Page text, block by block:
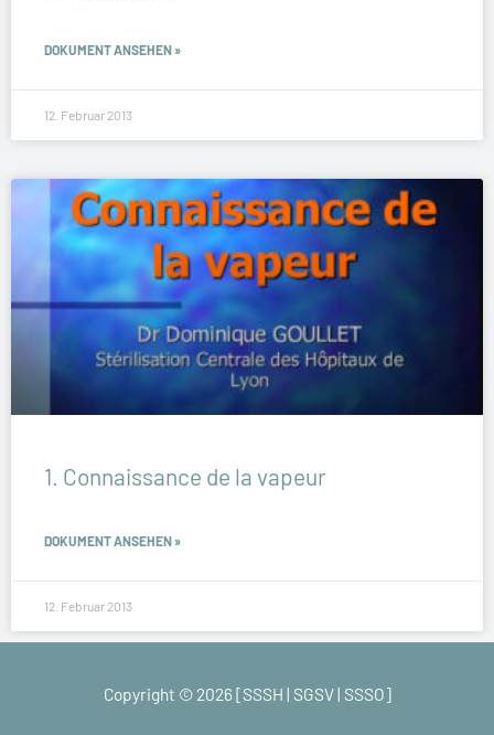
DOKUMENT ANSEHEN »
12. Februar 2013
1. Connaissance de la vapeur
DOKUMENT ANSEHEN »
12. Februar 2013
Copyright © 2026 [SSSH | SGSV | SSSO]